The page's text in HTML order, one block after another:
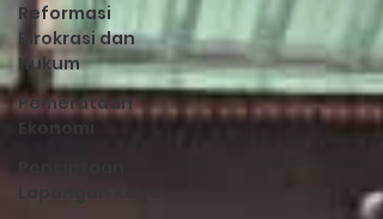
Reformasi
Birokrasi dan
Hukum
Pemerataan
Ekonomi